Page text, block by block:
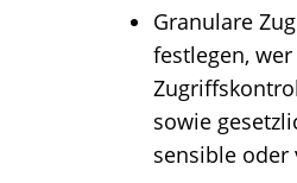
Granulare
festlegen,
sowie
sensible oder